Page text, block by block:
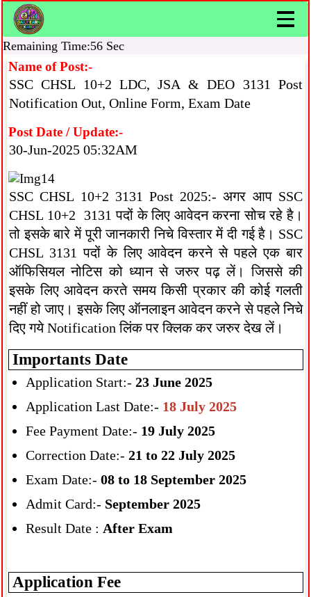
Remaining Time:56 Sec
Name of Post:-
SSC CHSL 10+2 LDC, JSA & DEO 3131 Post
Notification Out, Online Form, Exam Date
Post Date / Update:-
30-Jun-2025 05:32AM
SSC CHSL 10+2 3131 Post 2025:- अगर आप SSC
CHSL 10+2 3131 पदों के लिए आवेदन करना सोच रहे है।
तो इसके बारे में पूरी जानकारी निचे विस्तार में दी गई है। SSC
CHSL 3131 पदों के लिए आवेदन करने से पहले एक बार
ऑफिसियल नोटिस को ध्यान से जरुर पढ़ लें। जिससे की
इसके लिए आवेदन करते समय किसी प्रकार की कोई गलती
नहीं हो जाए। इसके लिए ऑनलाइन आवेदन करने से पहले निचे
दिए गये Notification लिंक पर क्लिक कर जरुर देख लें।
Importants Date
Application Start:- 23 June 2025
Application Last Date:- 18 July 2025
Fee Payment Date:- 19 July 2025
Correction Date:-21 to 22 July 2025
Exam Date:-08 to 18 September 2025
Admit Card:- September 2025
Result Date : After Exam
Application Fee